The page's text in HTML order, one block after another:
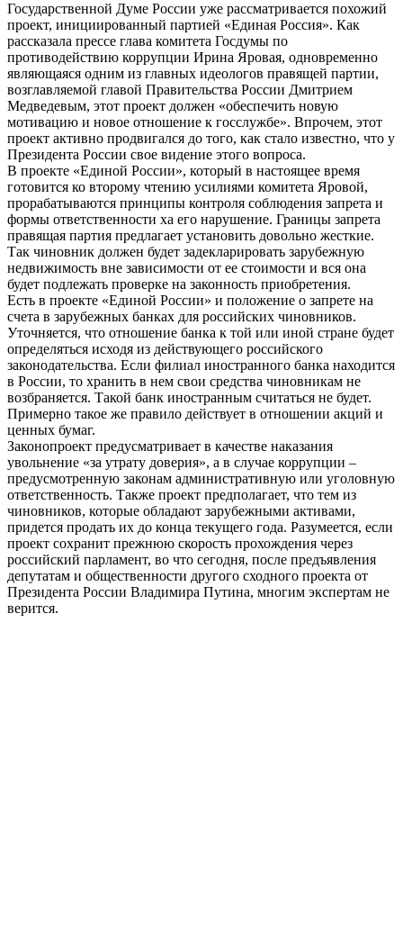
Государственной Думе России уже рассматривается похожий
проект, инициированный партией «Единая Россия». Как
рассказала прессе глава комитета Госдумы по
противодействию коррупции Ирина Яровая, одновременно
являющаяся одним из главных идеологов правящей партии,
возглавляемой главой Правительства России Дмитрием
Медведевым, этот проект должен «обеспечить новую
мотивацию и новое отношение к госслужбе». Впрочем, этот
проект активно продвигался до того, как стало известно, что у
Президента России свое видение этого вопроса.
В проекте «Единой России», который в настоящее время
готовится ко второму чтению усилиями комитета Яровой,
прорабатываются принципы контроля соблюдения запрета и
формы ответственности ха его нарушение. Границы запрета
правящая партия предлагает установить довольно жесткие.
Так чиновник должен будет задекларировать зарубежную
недвижимость вне зависимости от ее стоимости и вся она
будет подлежать проверке на законность приобретения.
Есть в проекте «Единой России» и положение о запрете на
счета в зарубежных банках для российских чиновников.
Уточняется, что отношение банка к той или иной стране будет
определяться исходя из действующего российского
законодательства. Если филиал иностранного банка находится
в России, то хранить в нем свои средства чиновникам не
возбраняется. Такой банк иностранным считаться не будет.
Примерно такое же правило действует в отношении акций и
ценных бумаг.
Законопроект предусматривает в качестве наказания
увольнение «за утрату доверия», а в случае коррупции –
предусмотренную законам административную или уголовную
ответственность. Также проект предполагает, что тем из
чиновников, которые обладают зарубежными активами,
придется продать их до конца текущего года. Разумеется, если
проект сохранит прежнюю скорость прохождения через
российский парламент, во что сегодня, после предъявления
депутатам и общественности другого сходного проекта от
Президента России Владимира Путина, многим экспертам не
верится.